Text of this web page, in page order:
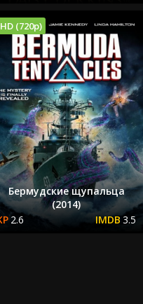
HD (720p)
Бермудские щупальца
(2014)
2.6
3.5